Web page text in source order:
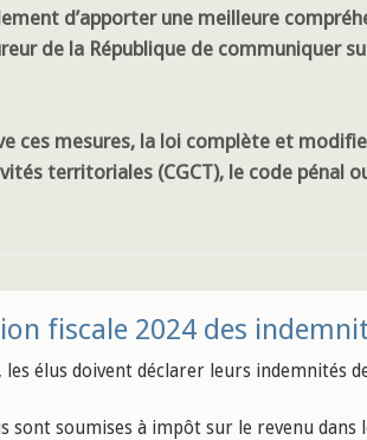
d’apporter une meilleure
de la République de communiquer
ces mesures, la loi complète et
territoriales (CGCT), le code pénal
fiscale 2024 des
les élus doivent déclarer leurs indemnités
sont soumises à impôt sur le revenu